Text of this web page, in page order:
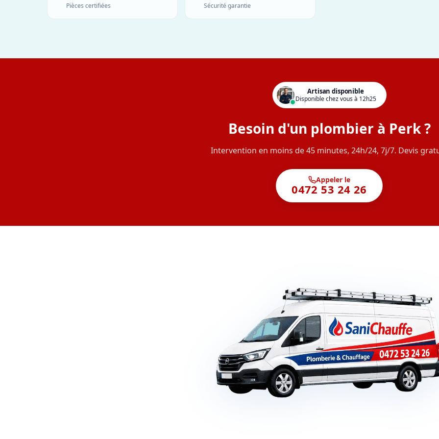
Pièces certifiées Sécurité garantie
Artisan disponible
Disponible chez vous à 12h25
Besoin d'un plombier à Perk ?
Intervention en moins de 45 minutes, 24h/24, 7j/7. Devis
Appeler le
0472 53 24 26